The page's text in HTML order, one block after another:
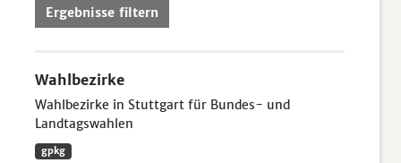
Ergebnisse filtern
Wahlbezirke
Wahlbezirke in Stuttgart für Bundes- und
Landtagswahlen
gpkg